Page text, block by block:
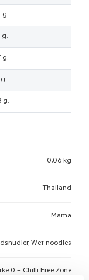
g.
g.
g.
g.
g.
0,06 kg
Thailand
Mama
Wet noodles
0 – Chilli Free Zone